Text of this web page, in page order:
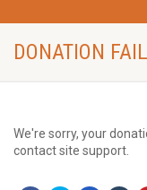
DONATION
We're sorry, your
contact site support.